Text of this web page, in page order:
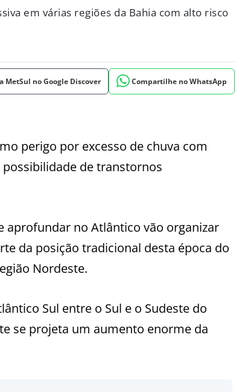
em várias regiões da Bahia com alto risco
MetSul no Google Discover Compartilhe no WhatsApp
perigo por excesso de chuva com
de transtornos
aprofundar no Atlântico vão organizar
da posição tradicional desta época do
Nordeste.
Sul entre o Sul e o Sudeste do
se projeta um aumento enorme da